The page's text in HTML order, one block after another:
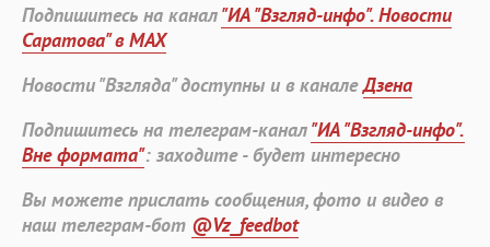
Подпишитесь на канал"ИА "Взгляд-инфо". Новости
Саратова" в MAX
Новости "Взгляда" доступны и в каналеДзена
Подпишитесь на телеграм-канал"ИА "Взгляд-инфо".
Вне формата": заходите - будет интересно
Вы можете прислать сообщения, фото и видео в
наш телеграм-бот @Vz_feedbot